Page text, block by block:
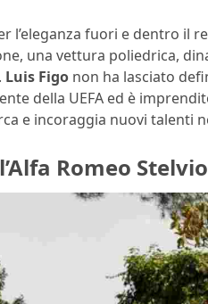
l’eleganza fuori e dentro il
una vettura poliedrica,
Luis Figo non ha lasciato
della UEFA ed è
e incoraggia nuovi talenti
Romeo Stelvio